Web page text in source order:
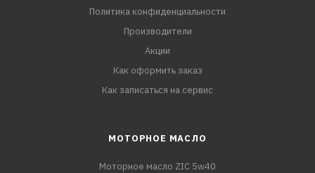
Политика конфиденциальности
Производители
Акции
Как оформить заказ
Как записаться на сервис
МОТОРНОЕ МАСЛО
Моторное масло ZIC 5w40